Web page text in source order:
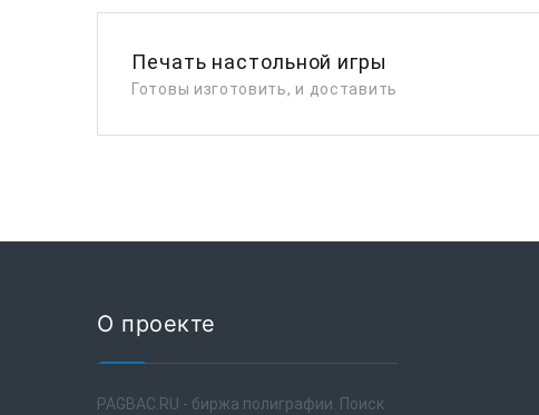
Печать настольной игры
Готовы изготовить, и доставить
О проекте
PAGBAC.RU - биржа полиграфии. Поиск